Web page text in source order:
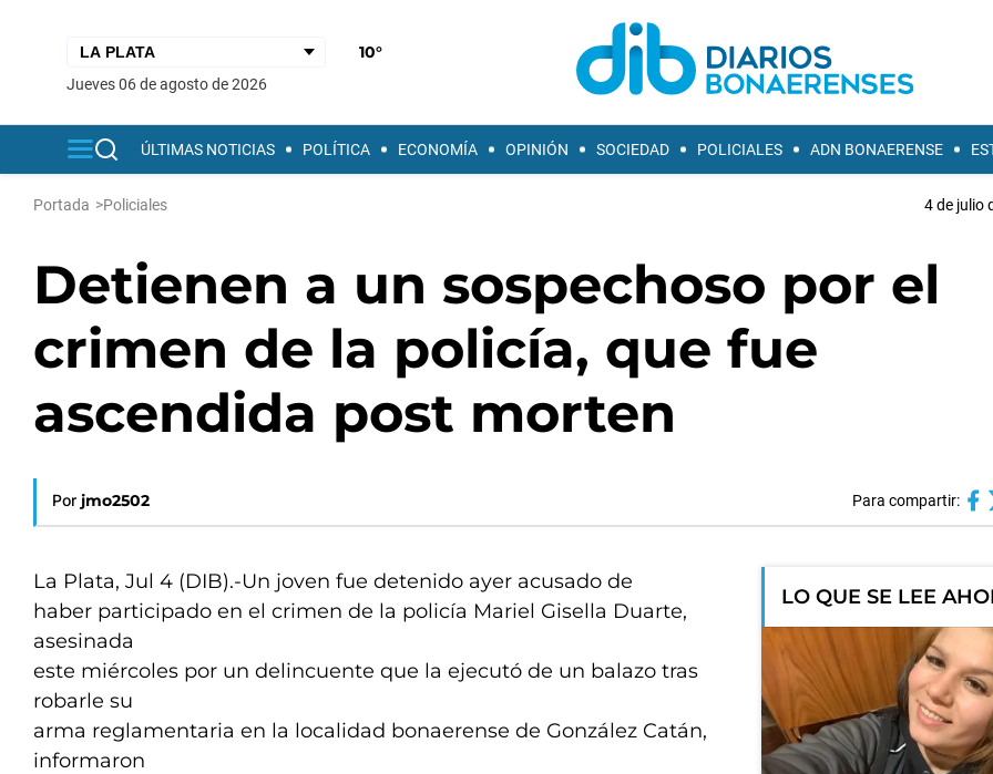
10°
jueves 06 de agosto de 2026
ÚLTIMAS NOTICIAS POLÍTICA ECONOMÍA OPINIÓN SOCIEDAD POLICIALES ADN BONAERENSE
Portada >Policiales 4 de julio
Detienen a un sospechoso por el
crimen de la policía, que fue
ascendida post morten
Por jmo2502 Para compartir:
La Plata, Jul 4 (DIB).-Un joven fue detenido ayer acusado de
haber participado en el crimen de la policía Mariel Gisella Duarte,
asesinada
este miércoles por un delincuente que la ejecutó de un balazo tras
robarle su
arma reglamentaria en la localidad bonaerense de González Catán,
informaron
LO QUE SE LEE